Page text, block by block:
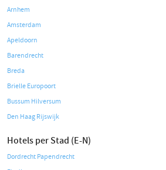
Arnhem
Amsterdam
Apeldoorn
Barendrecht
Breda
Brielle Europoort
Bussum Hilversum
Den Haag Rijswijk
Hotels per Stad (E-N)
Dordrecht Papendrecht